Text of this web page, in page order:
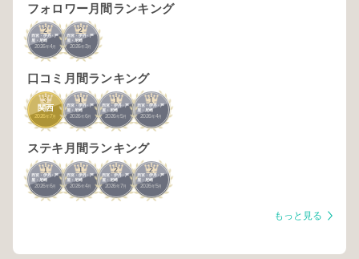
フォロワー月間ランキング
2
西宮・伊丹・芦
屋・尼崎
2026年 4月
2
西宮・伊丹・芦
屋・尼崎
2026年 3月
口コミ月間ランキング
3
関西
2026年 7
1
西宮・伊丹・芦
屋・尼崎
2026年 6月
1
西宮・伊丹・芦
屋・尼崎
2026年 5月
1
西宮・伊丹・芦
屋・尼崎
2026年 4月
ステキ月間ランキング
1
西宮・伊丹・芦
屋・尼崎
2026年 6月
1
西宮・伊丹・芦
屋・尼崎
2026年 4月
2
西宮・伊丹・芦
屋・尼崎
2026年 7
2
西宮・伊丹・芦
屋・尼崎
2026年 5月
もっと見る